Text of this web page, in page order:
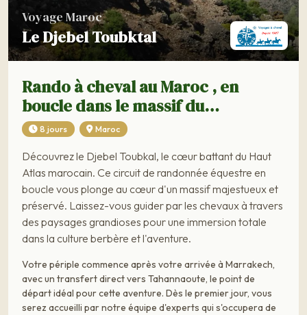
Voyage Maroc
Le Djebel Toubktal
Rando à cheval au Maroc , en
boucle dans le massif du…
8 jours Maroc
Découvrez le Djebel Toubkal, le cœur battant du Haut
Atlas marocain. Ce circuit de randonnée équestre en
boucle vous plonge au cœur d'un massif majestueux et
préservé. Laissez-vous guider par les chevaux à travers
des paysages grandioses pour une immersion totale
dans la culture berbère et l'aventure.
Votre périple commence après votre arrivée à Marrakech,
avec un transfert direct vers Tahannaoute, le point de
départ idéal pour cette aventure. Dès le premier jour, vous
serez accueilli par notre équipe d'experts qui s'occupera de